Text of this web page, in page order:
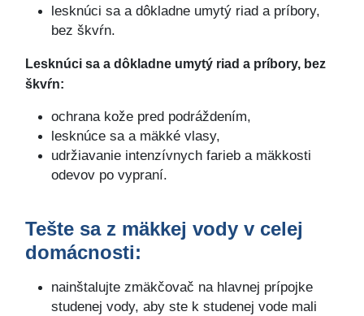
lesknúci sa a dôkladne umytý riad a príbory,
bez škvŕn.
Lesknúci sa a dôkladne umytý riad a príbory, bez
škvŕn:
ochrana kože pred podráždením,
lesknúce sa a mäkké vlasy,
udržiavanie intenzívnych farieb a mäkkosti
odevov po vypraní.
Tešte sa z mäkkej vody v celej
domácnosti:
nainštalujte zmäkčovač na hlavnej prípojke
studenej vody, aby ste k studenej vode mali